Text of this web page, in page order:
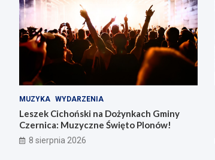
MUZYKA WYDARZENIA
Leszek Cichoński na Dożynkach Gminy
Czernica: Muzyczne Święto Plonów!
8 sierpnia 2026